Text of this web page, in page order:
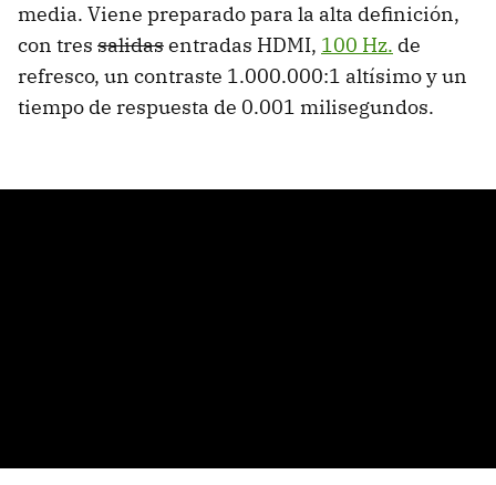
media. Viene preparado para la alta definición,
con tres salidasentradas HDMI, 100 Hz. de
refresco, un contraste 1.000.000:1 altísimo y un
tiempo de respuesta de 0.001 milisegundos.